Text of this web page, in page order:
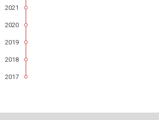
2021
2020
2019
2018
2017